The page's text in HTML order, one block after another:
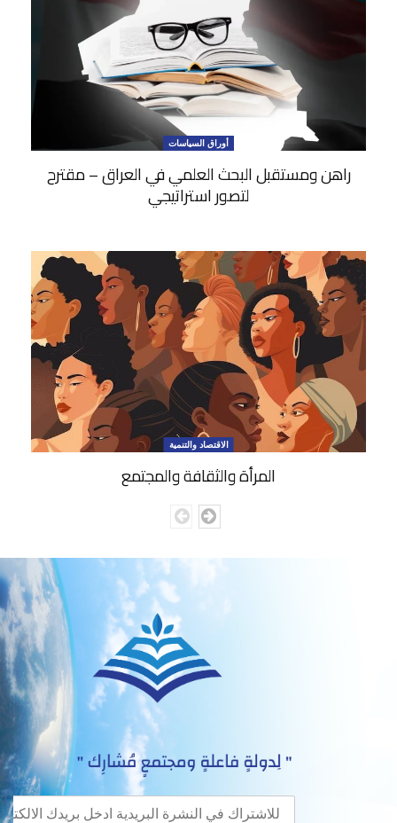
أوراق السياسات
راهن ومستقبل البحث العلمي في العراق – مقترح
لتصور استراتيجي
الاقتصاد والتنمية
المرأة والثقافة والمجتمع